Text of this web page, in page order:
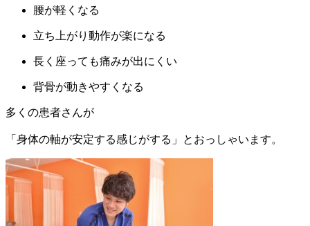
腰が軽くなる
立ち上がり動作が楽になる
長く座っても痛みが出にくい
背骨が動きやすくなる
多くの患者さんが
「身体の軸が安定する感じがする」とおっしゃいます。